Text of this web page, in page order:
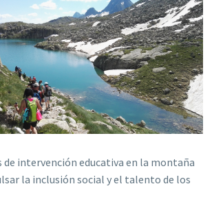
de intervención educativa en la montaña
la inclusión social y el talento de los